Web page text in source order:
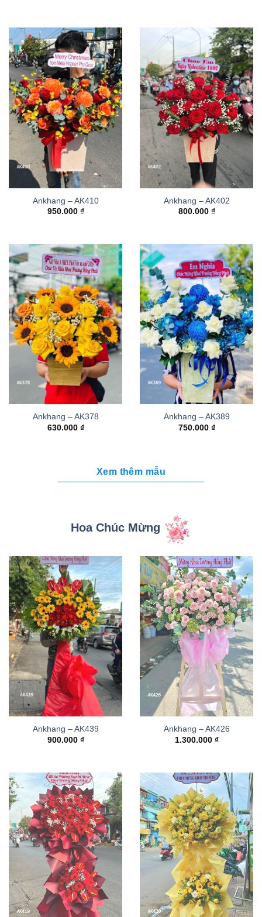
Ankhang – AK410
950.000 ₫
Ankhang – AK402
800.000 ₫
Ankhang – AK378
630.000 ₫
Ankhang – AK389
750.000 ₫
Xem thêm mẫu
Hoa Chúc Mừng
Ankhang – AK439
900.000 ₫
Ankhang – AK426
1.300.000 ₫